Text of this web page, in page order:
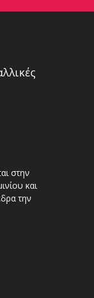
στην
και
την